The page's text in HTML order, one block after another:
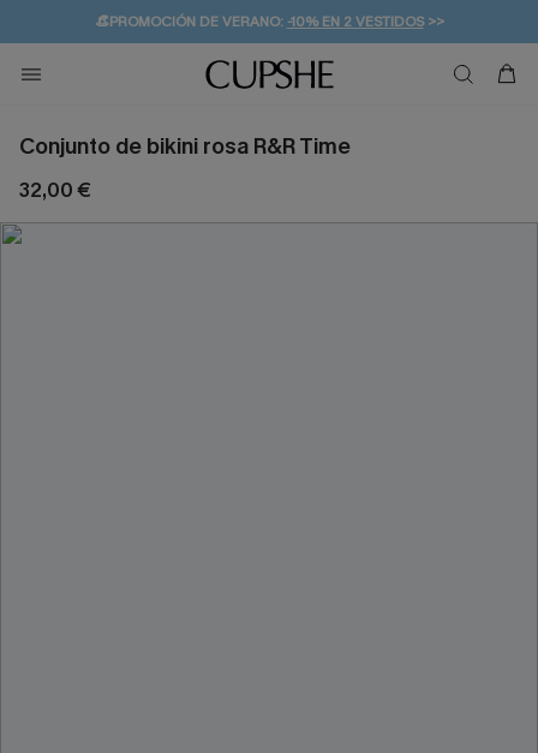
👒PROMOCIÓN DE VERANO:-10% EN 2 VESTIDOS>>
💌¡SUSCRIBIRSE & GANAR -10% EXTRA!
🚚ENVÍO GRATUITO A PARTIR DE 49 € >>
Conjunto de bikini rosa R&R Time
32,00 €